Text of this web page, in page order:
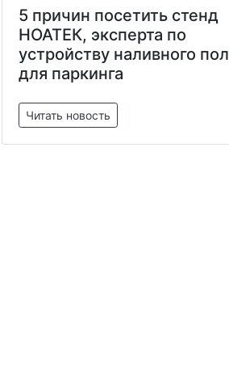
5 причин посетить стенд
НОАТЕК, эксперта по
устройству наливного
для паркинга
Читать новость